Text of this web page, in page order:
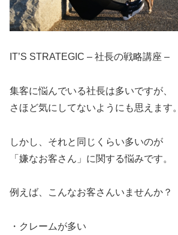
IT’S STRATEGIC – 社長の戦略講座 –
集客に悩んでいる社長は多いですが、
さほど気にしてないようにも思えます。
しかし、それと同じくらい多いのが
「嫌なお客さん」に関する悩みです。
例えば、こんなお客さんいませんか？
・クレームが多い